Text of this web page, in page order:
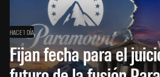
HACE 1 DÍA
Fijan fecha para el